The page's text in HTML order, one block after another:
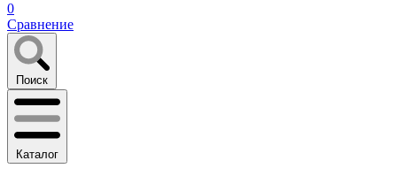
0
Сравнение
Поиск
Каталог